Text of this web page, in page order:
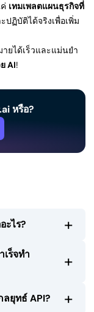
เทมเพลตแผนธุรกิจที่
ปฏิบัติได้จริงเพื่อเพิ่ม
ยได้เร็วและแม่นยำ
AI!
หรือ?
ะไร? +
ร็จทำ
+
ยุทธ์ API? +